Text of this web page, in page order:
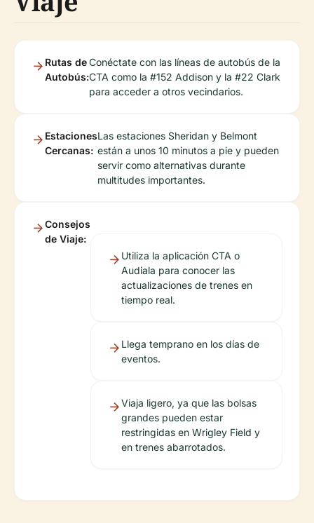
Rutas de
Autobús:
Conéctate con las líneas de autobús de la
CTA como la #152 Addison y la #22 Clark
para acceder a otros vecindarios.
Estaciones
Cercanas:
Las estaciones Sheridan y Belmont
están a unos 10 minutos a pie y pueden
servir como alternativas durante
multitudes importantes.
Consejos
de Viaje:
Utiliza la aplicación CTA o
Audiala para conocer las
actualizaciones de trenes en
tiempo real.
Llega temprano en los días de
eventos.
Viaja ligero, ya que las bolsas
grandes pueden estar
restringidas en Wrigley Field y
en trenes abarrotados.